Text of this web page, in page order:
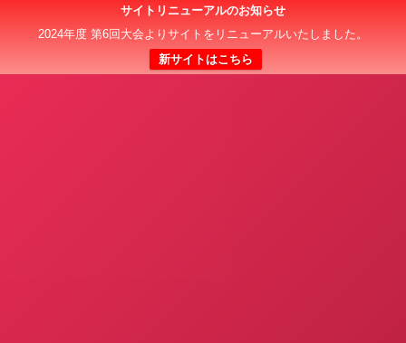
サイトリニューアルのお知らせ
2024年度 第6回大会よりサイトをリニューアルいたしました。
新サイトはこちら
日本クラブユース 女子サッカー大会(U-18)